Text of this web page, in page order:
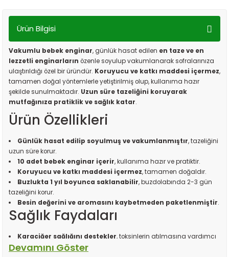
Ürün Bilgisi
Vakumlu bebek enginar, günlük hasat edilen en taze ve en
lezzetli enginarların özenle soyulup vakumlanarak sofralarınıza
ulaştırıldığı özel bir üründür. Koruyucu ve katkı maddesi içermez,
tamamen doğal yöntemlerle yetiştirilmiş olup, kullanıma hazır
şekilde sunulmaktadır. Uzun süre tazeliğini koruyarak
mutfağınıza pratiklik ve sağlık katar.
Ürün Özellikleri
Günlük hasat edilip soyulmuş ve vakumlanmıştır, tazeliğini
uzun süre korur.
10 adet bebek enginar içerir, kullanıma hazır ve pratiktir.
Koruyucu ve katkı maddesi içermez, tamamen doğaldır.
Buzlukta 1 yıl boyunca saklanabilir, buzdolabında 2-3 gün
tazeliğini korur.
Besin değerini ve aromasını kaybetmeden paketlenmiştir.
Sağlık Faydaları
Karaciğer sağlığını destekler, toksinlerin atılmasına yardımcı
olabilir.